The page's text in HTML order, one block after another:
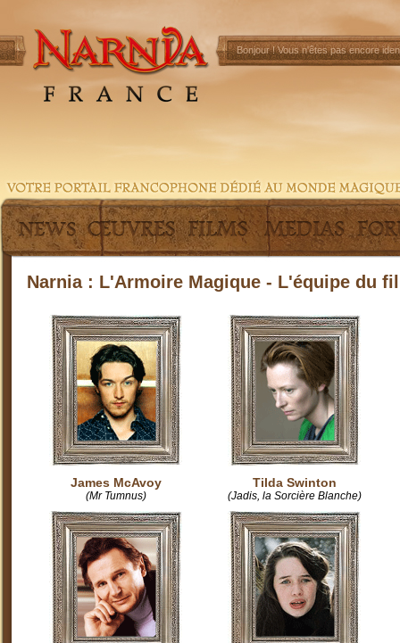
Bonjour !Vous n'êtes pas encore
Narnia : L'Armoire Magique - L'équipe du
James McAvoy
(Mr Tumnus)
Tilda Swinton
(Jadis, la Sorcière Blanche)